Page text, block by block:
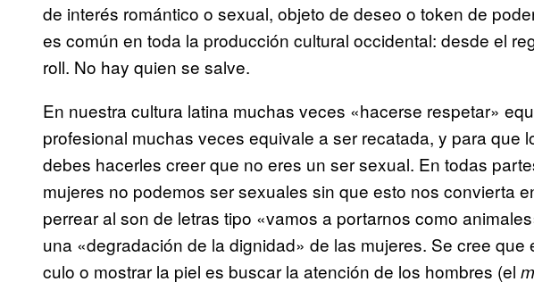
de interés romántico o sexual, objeto de deseo o token de
es común en toda la producción cultural occidental: desde el
roll. No hay quien se salve.
En nuestra cultura latina muchas veces «hacerse respetar»
profesional muchas veces equivale a ser recatada, y para que
debes hacerles creer que no eres un ser sexual. En todas
mujeres no podemos ser sexuales sin que esto nos convierta
perrear al son de letras tipo «vamos a portarnos como
una «degradación de la dignidad» de las mujeres. Se cree que
culo o mostrar la piel es buscar la atención de los hombres (el